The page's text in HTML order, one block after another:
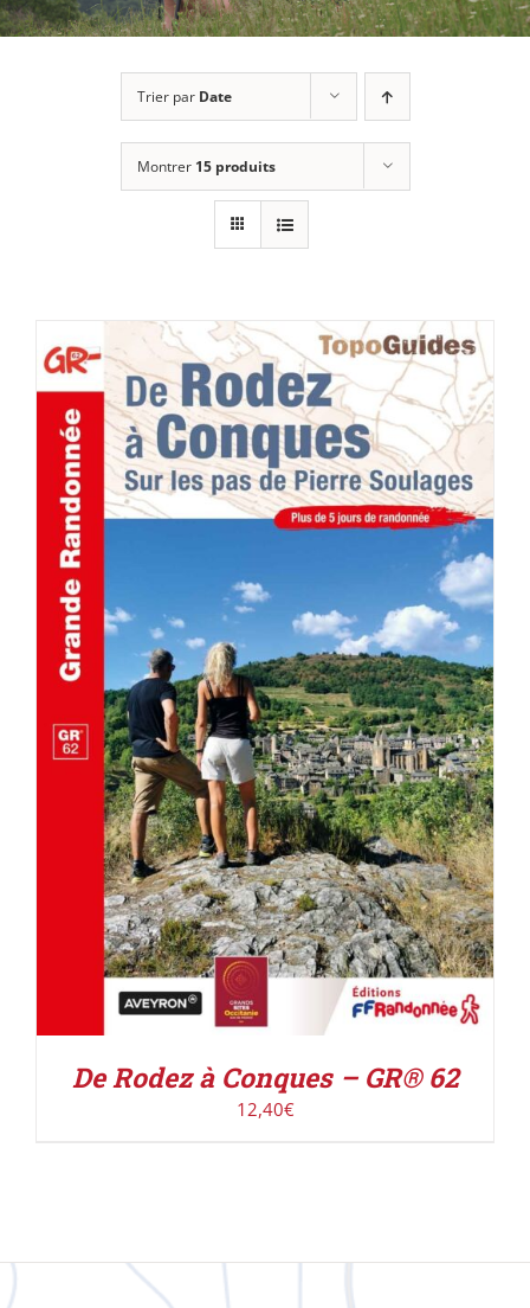
Trier par Date
Montrer 15 produits
AJOUTER AU PANIER / DÉTAILS
De Rodez à Conques – GR® 62
12,40€